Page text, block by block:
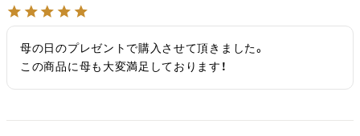
母の日のプレゼントで購入させて頂きました。
この商品に母も大変満足しております！